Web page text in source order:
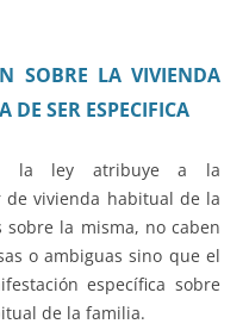
SOBRE LA VIVIENDA
SER ESPECIFICA
la ley atribuye a la
de vivienda habitual de la
la misma, no caben
o ambiguas sino que el
específica sobre
de la familia.